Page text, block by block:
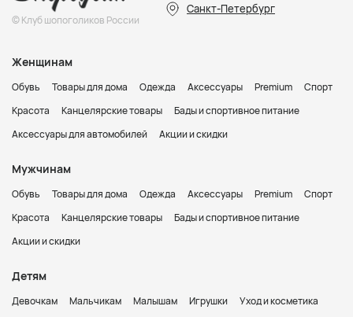
© Клуб шопоголиков России
Санкт-Петербург
Женщинам
Обувь Товары для дома Одежда Аксессуары Premium
Спорт
Красота
Канцелярские товары
Бады и спортивное питание
Аксессуары для автомобилей
Акции и скидки
Мужчинам
Обувь Товары для дома Одежда Аксессуары Premium
Спорт
Красота
Канцелярские товары
Бады и спортивное питание
Акции и скидки
Детям
Девочкам Мальчикам Малышам Игрушки
Уход и косметика